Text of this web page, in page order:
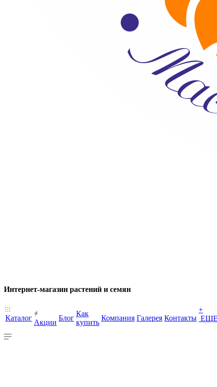
Интернет-магазин растений и семян
Каталог
Акции
Блог
Как
купить
Компания Галерея Контакты
+